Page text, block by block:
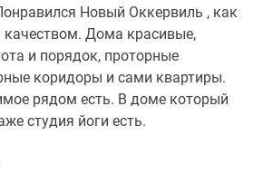
Новый Оккервиль , как
качеством. Дома красивые,
и порядок, проторные
коридоры и сами квартиры.
рядом есть. В доме который
студия йоги есть.